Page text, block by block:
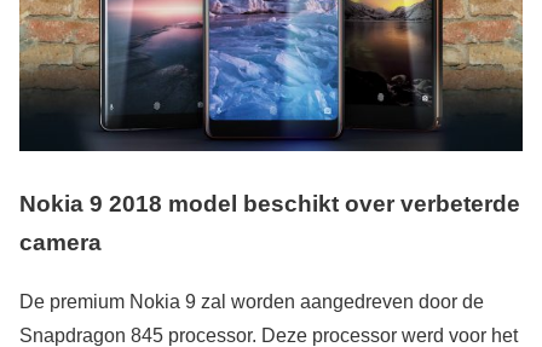
Nokia 9 2018 model beschikt over verbeterde
camera
De premium Nokia 9 zal worden aangedreven door de
Snapdragon 845 processor. Deze processor werd voor het